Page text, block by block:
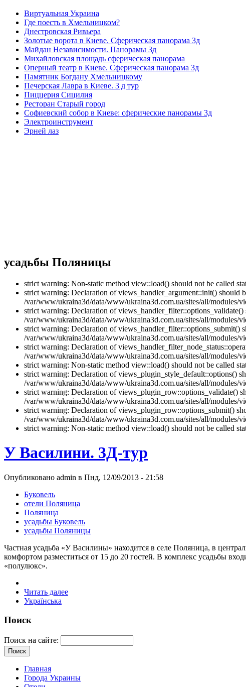
Виртуальная Украина
Где поесть в Хмельницком?
Днестровская Ривьера
Золотые ворота в Киеве. Сферическая панорама 3д
Майдан Независимости. Панорамы 3д
Михайловская площадь сферическая панорама
Оперный театр в Киеве. Сферическая панорама 3д
Памятник Богдану Хмельницкому
Печерская Лавра в Киеве. 3 д тур
Пиццерия Сицилия
Ресторан Старый город
Софиевский собор в Киеве: сферические панорамы 3д
Электроинструмент
Эрней лаз
усадьбы Поляницы
strict warning: Non-static method view::load() should not be called
strict warning: Declaration of views_handler_argument::init()
/var/www/ukraina3d/data/www/ukraina3d.com.ua/sites/all/modules/
strict warning: Declaration of
/var/www/ukraina3d/data/www/ukraina3d.com.ua/sites/all/modules/
strict warning: Declaration of views_handler_filter::options_submit()
/var/www/ukraina3d/data/www/ukraina3d.com.ua/sites/all/modules/
strict warning: Declaration of
/var/www/ukraina3d/data/www/ukraina3d.com.ua/sites/all/modules/
strict warning: Non-static method view::load() should not be called
strict warning: Declaration of views_plugin_style_default::options()
/var/www/ukraina3d/data/www/ukraina3d.com.ua/sites/all/modules/
strict warning: Declaration of views_plugin_row::options_validate()
/var/www/ukraina3d/data/www/ukraina3d.com.ua/sites/all/modules/
strict warning: Declaration of views_plugin_row::options_submit()
/var/www/ukraina3d/data/www/ukraina3d.com.ua/sites/all/modules/
strict warning: Non-static method view::load() should not be called
У Василини. 3Д-тур
Опубликовано admin в Пнд, 12/09/2013 - 21:58
Буковель
отели Поляница
Поляница
усадьбы Буковель
усадьбы Поляницы
Частная усадьба «У Василины» находится в селе Поляница, в
комфортом разместиться от 15 до 20 гостей. В комплекс усадьбы
«полулюкс».
Читать далее
Українська
Поиск
Поиск на сайте:
Главная
Города Украины